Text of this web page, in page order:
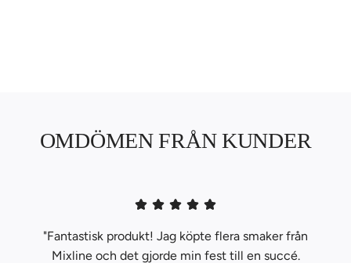
OMDÖMEN FRÅN KUNDER
"Fantastisk produkt! Jag köpte flera smaker från
Mixline och det gjorde min fest till en succé.